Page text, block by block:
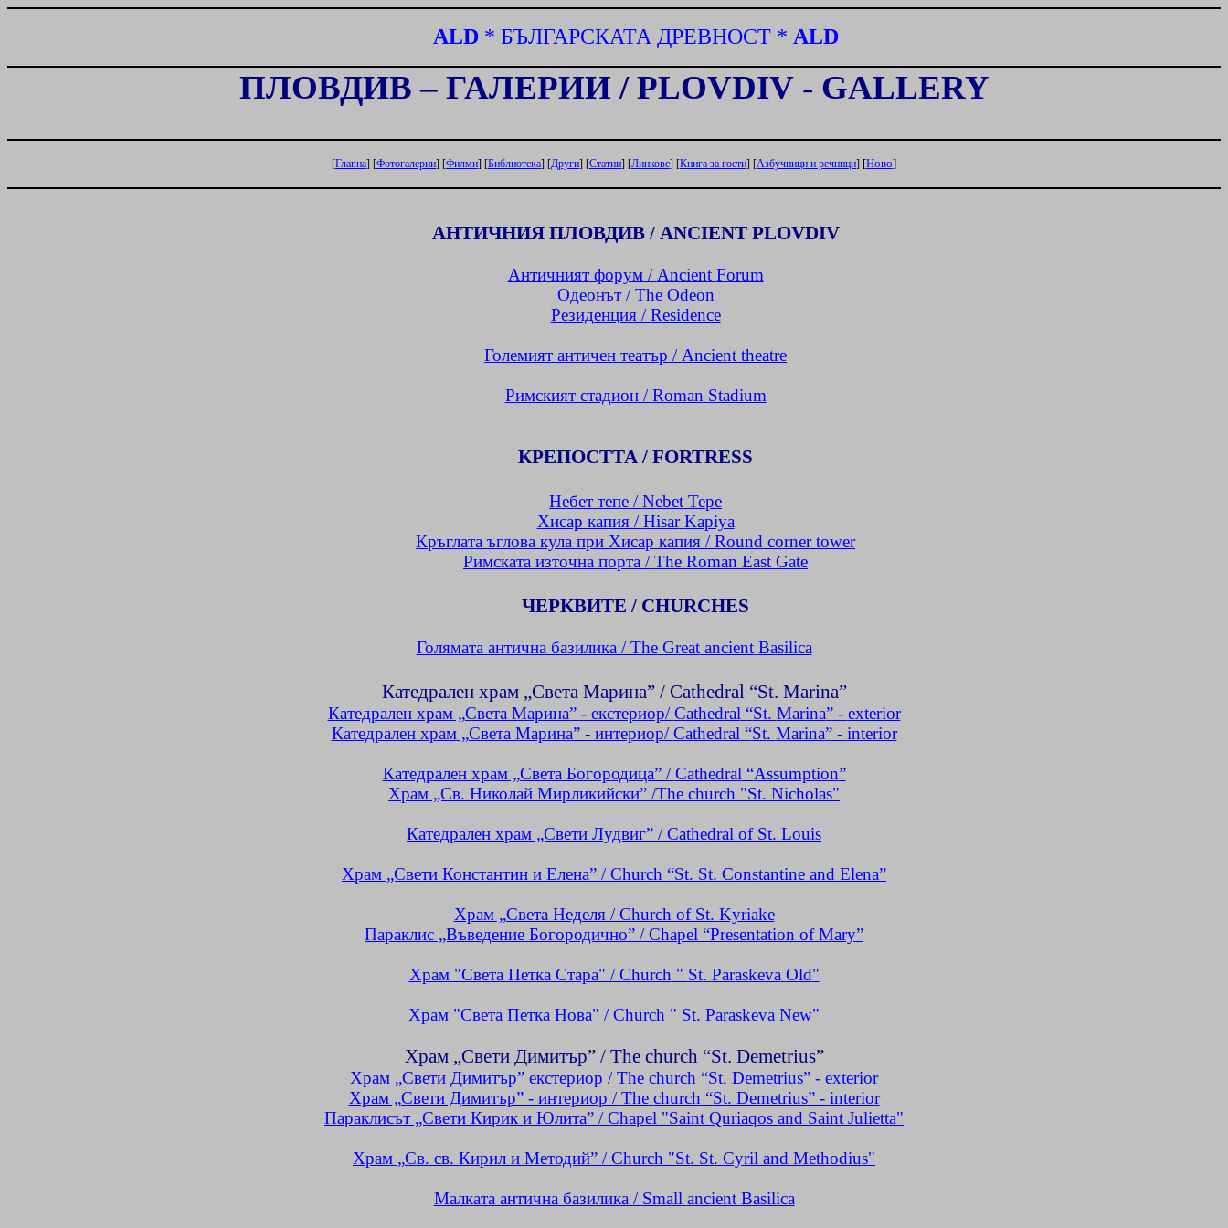
ALD * БЪЛГАРСКАТА ДРЕВНОСТ * ALD
ПЛОВДИВ – ГАЛЕРИИ/PLOVDIV- GALLERY
[Главна] [Фотогалерии] [Филми] [Библиотека] [Други] [Статии] [Линкове] [Книга за гости] [Азбучници и речници] [Ново]
АНТИЧНИЯ ПЛОВДИВ / ANCIENT PLOVDIV
Античният форум / Ancient Forum
Одеонът/ The Odeon
Резиденция / Residence
Големият античен театър / Ancient theatre
Римският стадион / Roman Stadium
КРЕПОСТТА /FORTRESS
Небет тепе /Nebet Tepe
Хисар капия / Hisar Kapiya
Кръглата ъглова кула при Хисар капия /Round corner tower
Римската източна порта /The Roman East Gate
ЧЕРКВИТЕ / CHURCHES
Голямата антична базилика / The Great ancient Basilica
Катедрален храм „Света Марина” / Cathedral “St. Marina”
Катедрален храм „Света Марина” - екстериор/ Cathedral “St. Marina” - exterior
Катедрален храм „Света Марина” - интериор/ Cathedral “St. Marina” - interior
Катедрален храм „Света Богородица” / Cathedral “Assumption”
Храм „Св. Николай Мирликийски” /The church "St. Nicholas"
Катедрален храм „Свети Лудвиг” / Cathedral of St. Louis
Храм „Свети Константин и Елена” / Church “St. St. Constantine and Elena”
Храм „Света Неделя / Church of St. Kyriake
Параклис „Въведение Богородично” / Chapel “Presentation of Mary”
Храм "Света Петка Стара" / Church " St. Paraskeva Old"
Храм "Света Петка Нова" / Church " St. Paraskeva New"
Храм „Свети Димитър” / The church “St. Demetrius”
Храм „Свети Димитър” екстериор / The church “St. Demetrius” - exterior
Храм „Свети Димитър” - интериор / The church “St. Demetrius” - interior
Параклисът „Свети Кирик и Юлита” / Chapel "Saint Quriaqos and Saint Julietta"
Храм „Св. св. Кирил и Методий” / Church "St. St. Cyril and Methodius"
Малката антична базилика / Small ancient Basilica